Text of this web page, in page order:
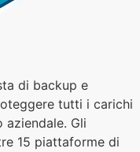
di backup e
tutti i carichi
Gli
15 piattaforme di